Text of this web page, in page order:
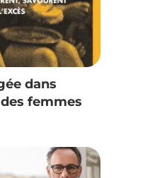
dans
femmes